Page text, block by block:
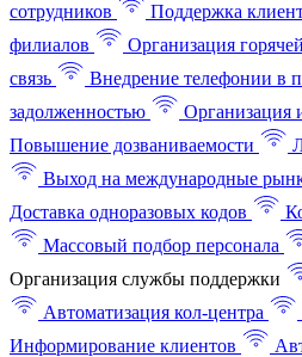
сотрудников
Поддержка
филиалов
Организация
связь
Внедрение телефонии в
задолженностью
Организация
Повышение дозваниваемости
Выход на международные
Доставка одноразовых кодов
Массовый подбор персонала
Организация службы поддержки
Автоматизация кол-центра
Информирование клиентов